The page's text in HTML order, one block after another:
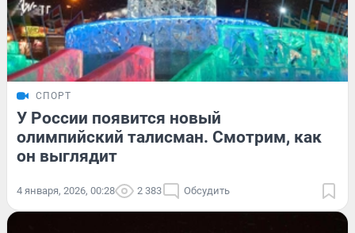
СПОРТ
У России появится новый
олимпийский талисман. Смотрим, как
он выглядит
4 января, 2026, 00:28 2 383 Обсудить